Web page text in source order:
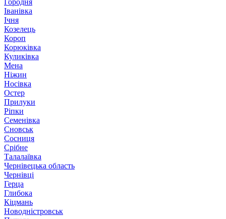
Городня
Іванівка
Ічня
Козелець
Короп
Корюківка
Куликівка
Мена
Ніжин
Носівка
Остер
Прилуки
Ріпки
Семенівка
Сновськ
Сосниця
Срібне
Талалаївка
Чернівецька область
Чернівці
Герца
Глибока
Кіцмань
Новодністровськ